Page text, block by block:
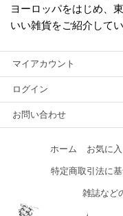
ヨーロッパをはじめ、
いい雑貨をご紹介してい
マイアカウント
ログイン
お問い合わせ
ホーム お気に入
特定商取引法に
雑誌など